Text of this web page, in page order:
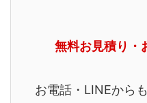
無料お見積り・
お電話・LINEから